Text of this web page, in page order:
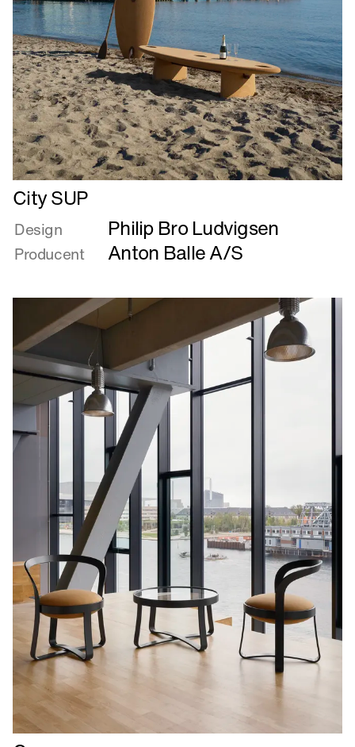
Læs
mere
om
City
City SUP
Design Philip Bro Ludvigsen
Producent Anton Balle A/S